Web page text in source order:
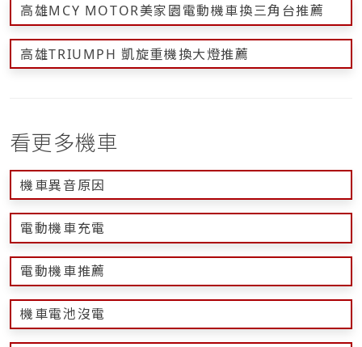
高雄MCY MOTOR美家園電動機車換三角台推薦
高雄TRIUMPH 凱旋重機換大燈推薦
看更多機車
機車異音原因
電動機車充電
電動機車推薦
機車電池沒電